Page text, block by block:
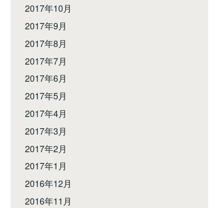
2017年10月
2017年9月
2017年8月
2017年7月
2017年6月
2017年5月
2017年4月
2017年3月
2017年2月
2017年1月
2016年12月
2016年11月